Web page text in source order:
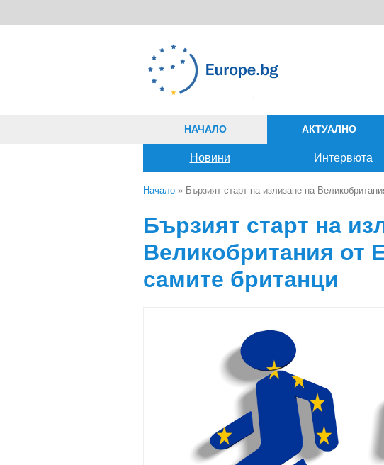
НАЧАЛО АКТУАЛНО
Новини Интервюта
Начало » Бързият старт на излизане на
Бързият старт на
Великобритания от
самите британци